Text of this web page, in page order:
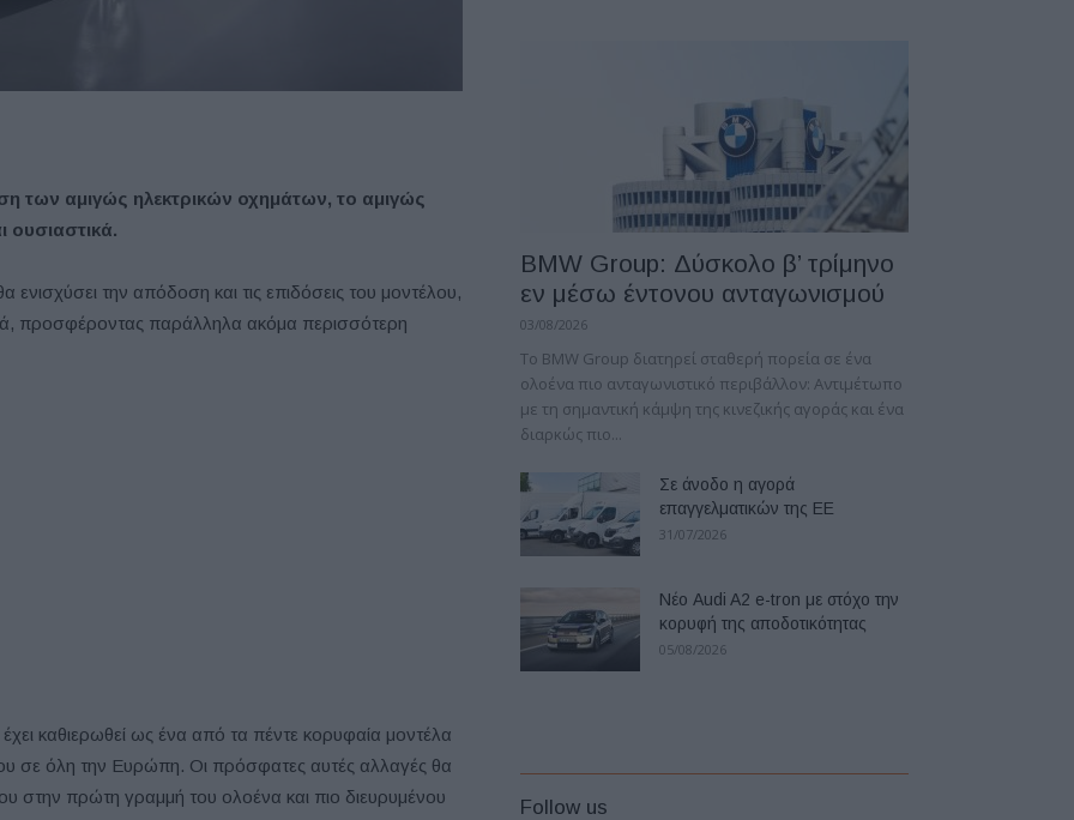
των αμιγώς ηλεκτρικών οχημάτων, το αμιγώς
ουσιαστικά.
την απόδοση και τις επιδόσεις του μοντέλου,
προσφέροντας παράλληλα ακόμα περισσότερη
καθιερωθεί ως ένα από τα πέντε κορυφαία μοντέλα
σε όλη την Ευρώπη. Οι πρόσφατες αυτές αλλαγές θα
στην πρώτη γραμμή του ολοένα και πιο διευρυμένου
BMW Group: Δύσκολο β’ τρίμηνο
εν μέσω έντονου ανταγωνισμού
03/08/2026
Το BMW Group διατηρεί σταθερή πορεία σε ένα
ολοένα πιο ανταγωνιστικό περιβάλλον: Αντιμέτωπο
με τη σημαντική κάμψη της κινεζικής αγοράς και ένα
διαρκώς πιο...
Σε άνοδο η αγορά
επαγγελματικών της ΕΕ
31/07/2026
Νέο Audi A2 e-tron με στόχο την
κορυφή της αποδοτικότητας
05/08/2026
Follow us